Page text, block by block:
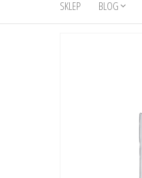
SKLEP BLOG